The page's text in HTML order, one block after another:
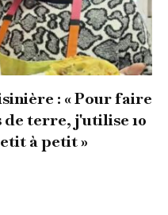
: « Pour faire
terre, j'utilise 10
à petit »